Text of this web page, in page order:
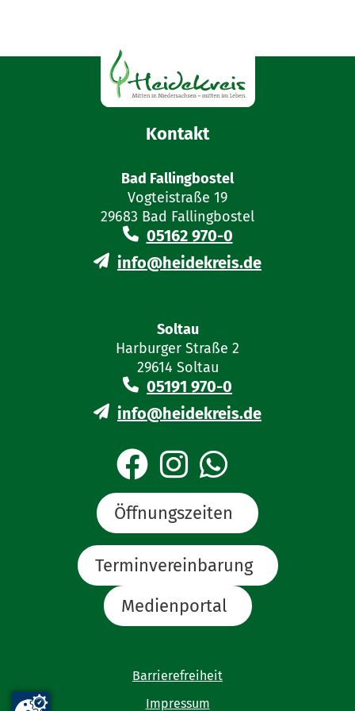
Kontakt
Bad Fallingbostel
Vogteistraße 19
29683 Bad Fallingbostel
05162 970-0
info@heidekreis.de
Soltau
Harburger Straße 2
29614 Soltau
05191 970-0
info@heidekreis.de
Öffnungszeiten
Terminvereinbarung
Medienportal
Barrierefreiheit
Impressum